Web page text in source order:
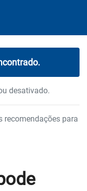
desativado.
recomendações para